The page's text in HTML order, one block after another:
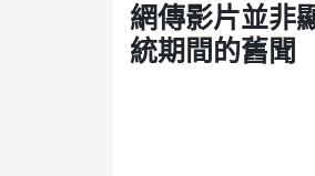
網傳影片並非
統期間的舊聞